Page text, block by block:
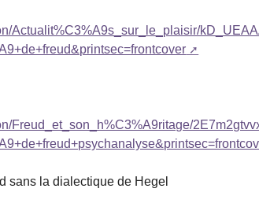
Actualit%C3%A9s_sur_le_plaisir/
Freud_et_son_h%C3%A9ritage/
sans la dialectique de Hegel